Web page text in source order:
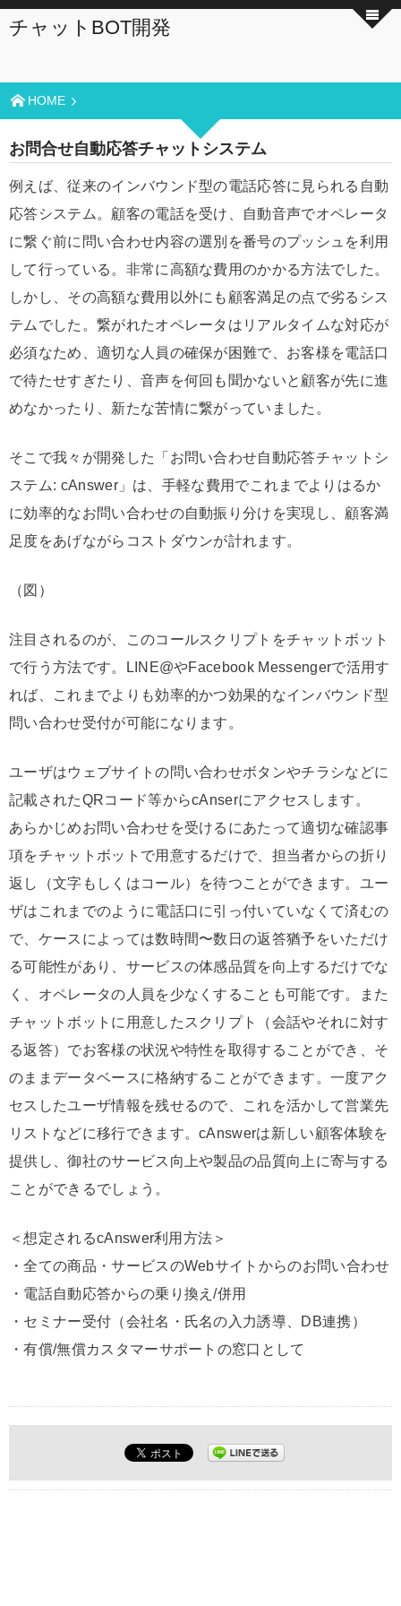
チャットBOT開発
HOME
お問合せ自動応答チャットシステム
例えば、従来のインバウンド型の電話応答に見られる自動
応答システム。顧客の電話を受け、自動音声でオペレータ
に繋ぐ前に問い合わせ内容の選別を番号のプッシュを利用
して行っている。非常に高額な費用のかかる方法でした。
しかし、その高額な費用以外にも顧客満足の点で劣るシス
テムでした。繋がれたオペレータはリアルタイムな対応が
必須なため、適切な人員の確保が困難で、お客様を電話口
で待たせすぎたり、音声を何回も聞かないと顧客が先に進
めなかったり、新たな苦情に繋がっていました。
そこで我々が開発した「お問い合わせ自動応答チャットシ
ステム: cAnswer」は、手軽な費用でこれまでよりはるか
に効率的なお問い合わせの自動振り分けを実現し、顧客満
足度をあげながらコストダウンが計れます。
（図）
注目されるのが、このコールスクリプトをチャットボット
で行う方法です。LINE@やFacebook Messengerで活用す
れば、これまでよりも効率的かつ効果的なインバウンド型
問い合わせ受付が可能になります。
ユーザはウェブサイトの問い合わせボタンやチラシなどに
記載されたQRコード等からcAnserにアクセスします。
あらかじめお問い合わせを受けるにあたって適切な確認事
項をチャットボットで用意するだけで、担当者からの折り
返し（文字もしくはコール）を待つことができます。ユー
ザはこれまでのように電話口に引っ付いていなくて済むの
で、ケースによっては数時間〜数日の返答猶予をいただけ
る可能性があり、サービスの体感品質を向上するだけでな
く、オペレータの人員を少なくすることも可能です。また
チャットボットに用意したスクリプト（会話やそれに対す
る返答）でお客様の状況や特性を取得することができ、そ
のままデータベースに格納することができます。一度アク
セスしたユーザ情報を残せるので、これを活かして営業先
リストなどに移行できます。cAnswerは新しい顧客体験を
提供し、御社のサービス向上や製品の品質向上に寄与する
ことができるでしょう。
＜想定されるcAnswer利用方法＞
・全ての商品・サービスのWebサイトからのお問い合わせ
・電話自動応答からの乗り換え/併用
・セミナー受付（会社名・氏名の入力誘導、DB連携）
・有償/無償カスタマーサポートの窓口として